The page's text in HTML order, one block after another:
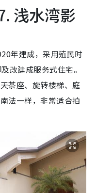
浅水湾影
年建成，采用殖民时
改建成服务式住宅。
茶座、旋转楼梯、庭
法一样，非常适合拍